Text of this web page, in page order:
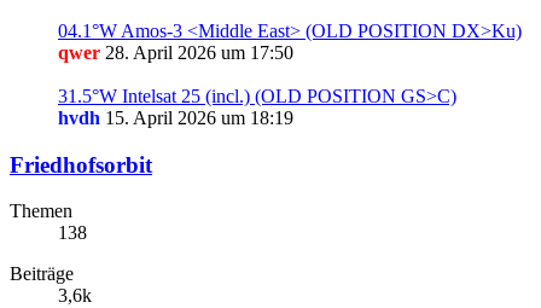
04.1°W Amos-3 <Middle East> (OLD POSITION DX>Ku)
qwer 28. April 2026 um 17:50
31.5°W Intelsat 25 (incl.) (OLD POSITION GS>C)
hvdh 15. April 2026 um 18:19
Friedhofsorbit
Themen
138
Beiträge
3,6k